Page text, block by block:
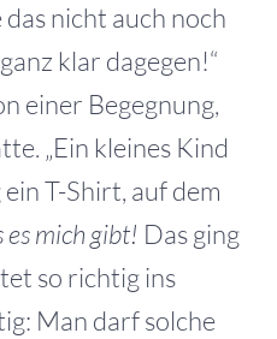
nicht auch noch
klar dagegen!“
einer Begegnung,
„Ein kleines Kind
T-Shirt, auf dem
es mich gibt! Das ging
so richtig ins
Man darf solche